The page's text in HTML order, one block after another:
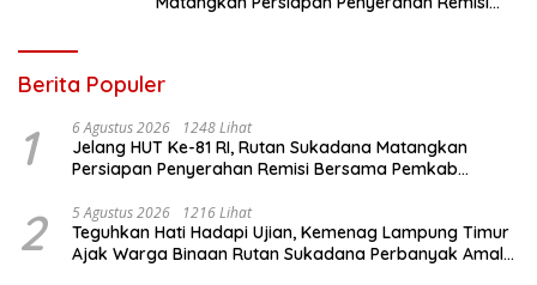
Berita Populer
1 6 Agustus 2026 1248 Lihat
Jelang HUT Ke-81 RI, Rutan Sukadana Matangkan
Persiapan Penyerahan Remisi Bersama Pemkab
2 5 Agustus 2026 1216 Lihat
Teguhkan Hati Hadapi Ujian, Kemenag Lampung Timur
Ajak Warga Binaan Rutan Sukadana Perbanyak Amal